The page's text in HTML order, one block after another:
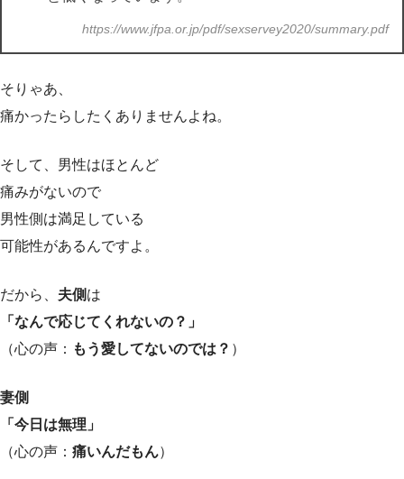
https://www.jfpa.or.jp/pdf/sexservey2020/summary.pdf
そりゃあ、
痛かったらしたくありませんよね。
そして、男性はほとんど
痛みがないので
男性側は満足している
可能性があるんですよ。
だから、 夫側 は
「なんで応じてくれないの？」
（心の声： もう愛してないのでは？ ）
妻側
「今日は無理」
（心の声： 痛いんだもん）